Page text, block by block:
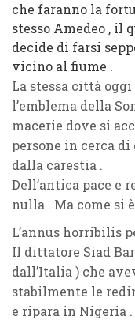
che faranno la
stesso Amedeo , il
decide di farsi
vicino al fiume .
La stessa città
l’emblema della
macerie dove si
persone in cerca di
dalla carestia .
Dell’antica pace e
nulla . Ma come si
L’annus horribilis
Il dittatore Siad
dall’Italia ) che
stabilmente le
e ripara in Nigeria